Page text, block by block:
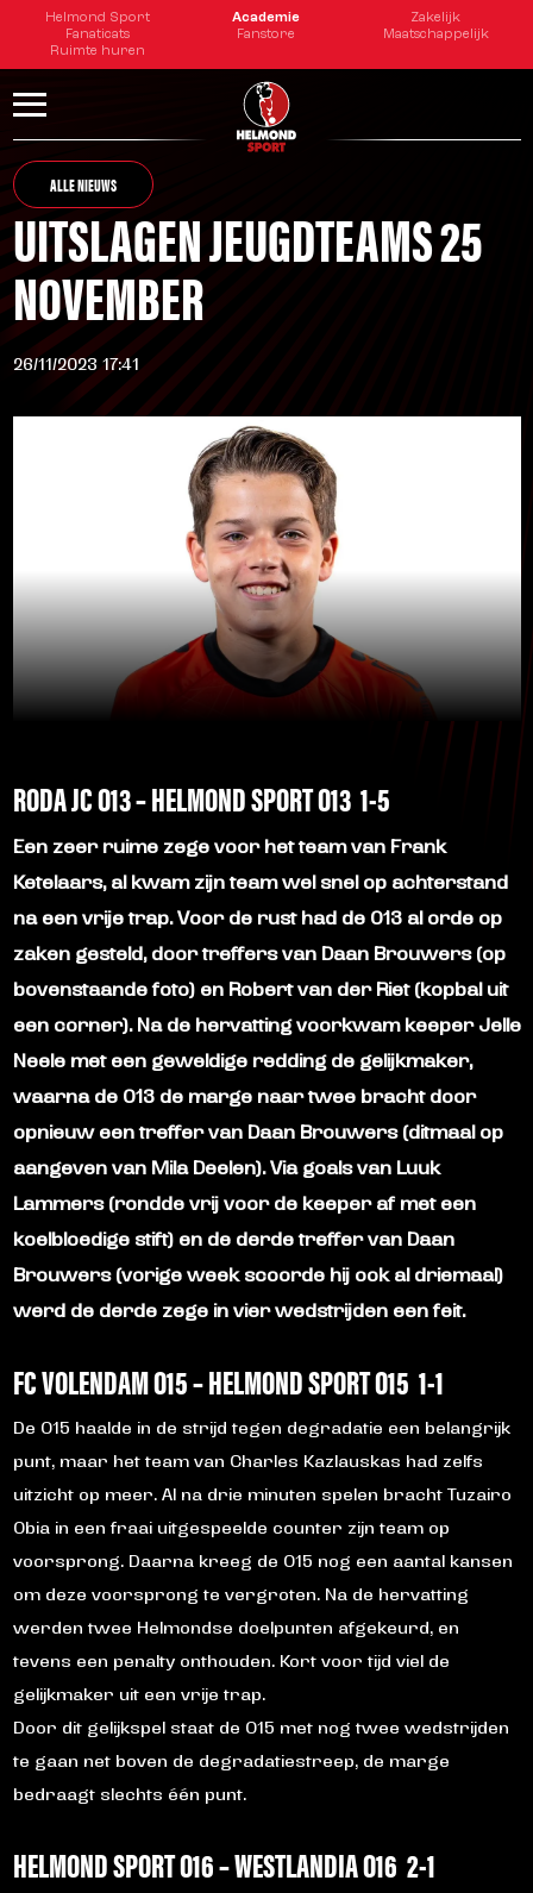
Helmond Sport Academie
Zakelijk
Fanaticats
Fanstore
Maatschappelijk
Ruimte huren
ALLE NIEUWS
UITSLAGEN JEUGDTEAMS 25
NOVEMBER
26/11/2023 17:41
RODA JC O13 – HELMOND SPORT O13 1-5
Een zeer ruime zege voor het team van Frank
Ketelaars, al kwam zijn team wel snel op achterstand
na een vrije trap. Voor de rust had de O13 al orde op
zaken gesteld, door treffers van Daan Brouwers (op
bovenstaande foto) en Robert van der Riet (kopbal uit
een corner). Na de hervatting voorkwam keeper Jelle
Neele met een geweldige redding de gelijkmaker,
waarna de O13 de marge naar twee bracht door
opnieuw een treffer van Daan Brouwers (ditmaal op
aangeven van Mila Deelen). Via goals van Luuk
Lammers (rondde vrij voor de keeper af met een
koelbloedige stift) en de derde treffer van Daan
Brouwers (vorige week scoorde hij ook al driemaal)
werd de derde zege in vier wedstrijden een feit.
FC VOLENDAM O15 – HELMOND SPORT O15 1-1
De O15 haalde in de strijd tegen degradatie een belangrijk
punt, maar het team van Charles Kazlauskas had zelfs
uitzicht op meer. Al na drie minuten spelen bracht Tuzairo
Obia in een fraai uitgespeelde counter zijn team op
voorsprong. Daarna kreeg de O15 nog een aantal kansen
om deze voorsprong te vergroten. Na de hervatting
werden twee Helmondse doelpunten afgekeurd, en
tevens een penalty onthouden. Kort voor tijd viel de
gelijkmaker uit een vrije trap.
Door dit gelijkspel staat de O15 met nog twee wedstrijden
te gaan net boven de degradatiestreep, de marge
bedraagt slechts één punt.
HELMOND SPORT O16 – WESTLANDIA O16 2-1